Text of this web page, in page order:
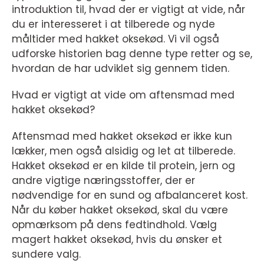
introduktion til, hvad der er vigtigt at vide, når
du er interesseret i at tilberede og nyde
måltider med hakket oksekød. Vi vil også
udforske historien bag denne type retter og se,
hvordan de har udviklet sig gennem tiden.
Hvad er vigtigt at vide om aftensmad med
hakket oksekød?
Aftensmad med hakket oksekød er ikke kun
lækker, men også alsidig og let at tilberede.
Hakket oksekød er en kilde til protein, jern og
andre vigtige næringsstoffer, der er
nødvendige for en sund og afbalanceret kost.
Når du køber hakket oksekød, skal du være
opmærksom på dens fedtindhold. Vælg
magert hakket oksekød, hvis du ønsker et
sundere valg.